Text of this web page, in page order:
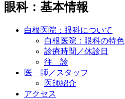
眼科：基本情報
白根医院：眼科について
白根医院：眼科の特色
診療時間／休診日
往 診
医 師／スタッフ
医師紹介
アクセス